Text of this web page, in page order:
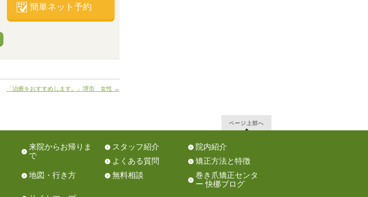
簡単ネット予約
「治療をおすすめします。」堺市 女性 →
ページ上部へ
来院からお帰りま
で
スタッフ紹介
院内紹介
よくある質問
矯正方法と特徴
地図・行き方 無料相談
巻き爪矯正センタ
ー 快梛ブログ